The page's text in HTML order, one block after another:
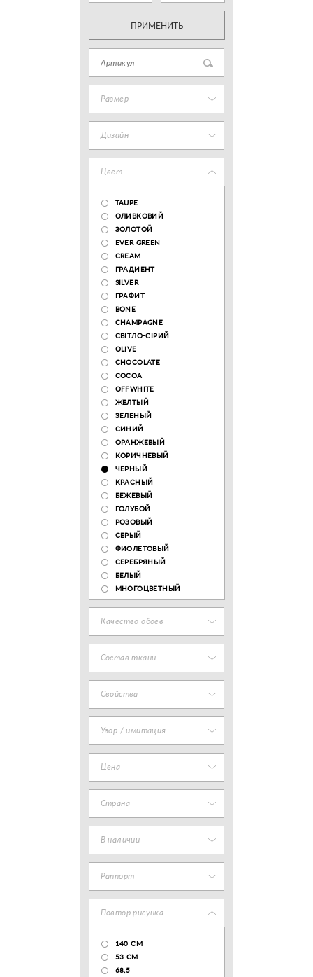
ПРИМЕНИТЬ
Размер
Дизайн
Цвет
TAUPE
ОЛИВКОВИЙ
ЗОЛОТОЙ
EVER GREEN
CREAM
ГРАДИЕНТ
SILVER
ГРАФИТ
BONE
CHAMPAGNE
СВІТЛО-СІРИЙ
OLIVE
CHOCOLATE
COCOA
OFFWHITE
ЖЕЛТЫЙ
ЗЕЛЕНЫЙ
СИНИЙ
ОРАНЖЕВЫЙ
КОРИЧНЕВЫЙ
ЧЕРНЫЙ
КРАСНЫЙ
БЕЖЕВЫЙ
ГОЛУБОЙ
РОЗОВЫЙ
СЕРЫЙ
ФИОЛЕТОВЫЙ
СЕРЕБРЯНЫЙ
БЕЛЫЙ
МНОГОЦВЕТНЫЙ
Качество обоев
Состав ткани
Свойства
Узор / имитация
Цена
Страна
В наличии
Раппорт
Повтор рисунка
140 CM
53 СМ
68,5